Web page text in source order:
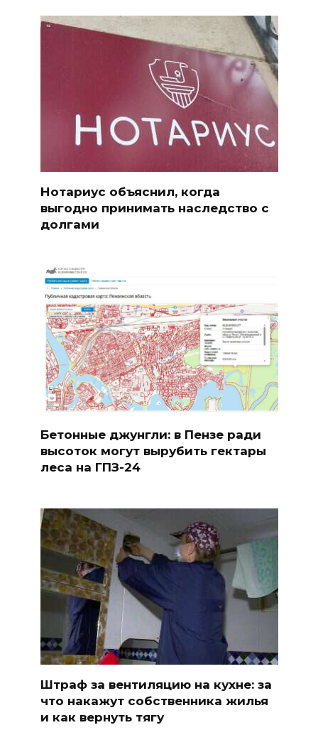
Нотариус объяснил, когда
выгодно принимать наследство с
долгами
Бетонные джунгли: в Пензе ради
высоток могут вырубить гектары
леса на ГПЗ-24
Штраф за вентиляцию на кухне: за
что накажут собственника жилья
и как вернуть тягу